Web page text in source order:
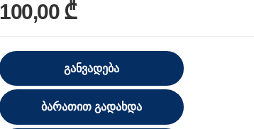
100,00 ₾
ᲒᲐᲜᲕᲐᲓᲔᲑᲐ
ᲑᲐᲠᲐᲗᲘᲗ ᲒᲐᲓᲐᲮᲓᲐ